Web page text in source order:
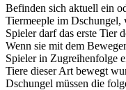
Befinden sich aktuell ein
Tiermeeple im Dschungel,
Spieler darf das erste Tier
Wenn sie mit dem
Spieler in Zugreihenfolge
Tiere dieser Art bewegt
Dschungel müssen die